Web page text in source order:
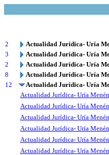
2
Actualidad Jurídica- Uría
3
Actualidad Jurídica- Uría
2
Actualidad Jurídica- Uría
8
Actualidad Jurídica- Uría
12
Actualidad Jurídica- Uría
Actualidad Jurídica- Uría
Actualidad Jurídica- Uría
Actualidad Jurídica- Uría
Actualidad Jurídica- Uría
Actualidad Jurídica- Uría
Actualidad Jurídica- Uría